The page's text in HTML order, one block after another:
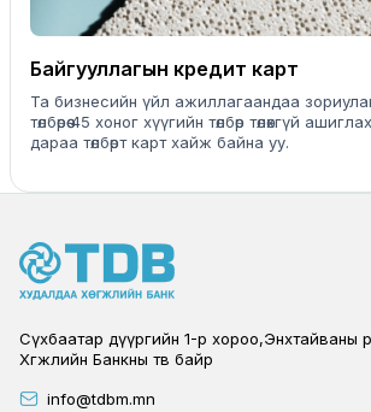
Байгууллагын кредит карт
Та бизнесийн үйл ажиллагаандаа
төлбөрөө 45 хоног хүүгийн төлбөр төлөхгүй
дараа төлбөрт карт хайж байна уу.
Сүхбаатар дүүргийн 1-р хороо,Энхтайваны
Хөгжлийн Банкны төв байр
info@tdbm.mn